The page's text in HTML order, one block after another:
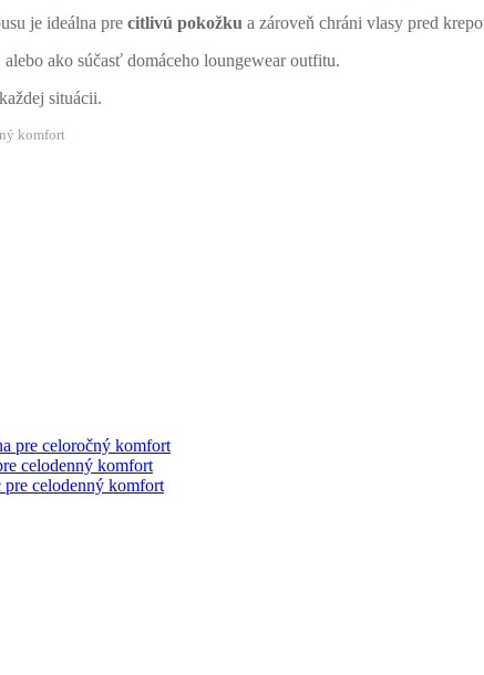
je ideálna pre citlivú pokožku a zároveň chráni vlasy pred
ako súčasť domáceho loungewear outfitu.
situácii.
komfort
pre celoročný komfort
celodenný komfort
pre celodenný komfort